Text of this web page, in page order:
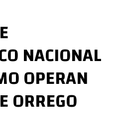
DIGITAL
NACIONAL
OPERAN
ORREGO